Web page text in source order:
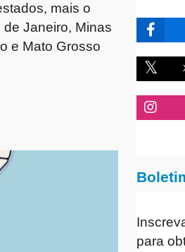
mais o
Janeiro, Minas
e Mato Grosso
para